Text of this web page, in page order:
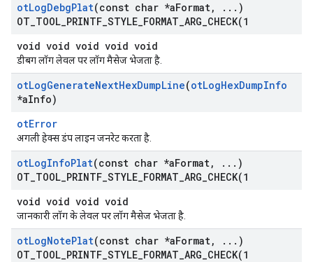
otLogDebgPlat(const char *aFormat, . . . )
OT_TOOL_PRINTF_STYLE_FORMAT_ARG_CHECK(1
void void void void void
डीबग लॉग लेवल पर लॉग मैसेज भेजता है.
otLogGenerateNextHexDumpLine(otLogHexDumpInfo
*aInfo)
otError
अगली हेक्स डंप लाइन जनरेट करता है.
otLogInfoPlat(const char *aFormat, . . . )
OT_TOOL_PRINTF_STYLE_FORMAT_ARG_CHECK(1
void void void void
जानकारी लॉग के लेवल पर लॉग मैसेज भेजता है.
otLogNotePlat(const char *aFormat, . . . )
OT_TOOL_PRINTF_STYLE_FORMAT_ARG_CHECK(1